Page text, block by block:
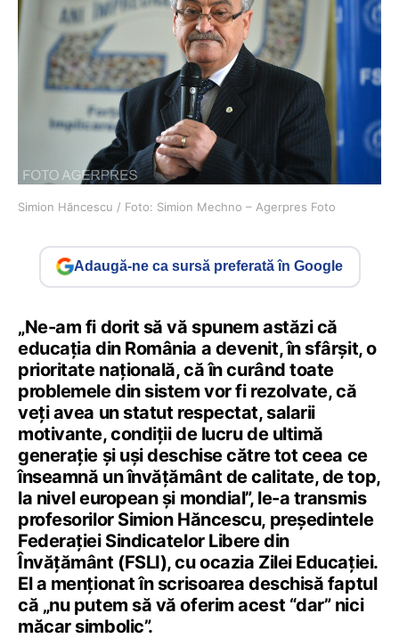
Simion Hăncescu / Foto: Simion Mechno – Agerpres Foto
Adaugă-ne ca sursă preferată în Google
„Ne-am fi dorit să vă spunem astăzi că
educația din România a devenit, în sfârșit, o
prioritate națională, că în curând toate
problemele din sistem vor fi rezolvate, că
veți avea un statut respectat, salarii
motivante, condiții de lucru de ultimă
generație și uși deschise către tot ceea ce
înseamnă un învățământ de calitate, de top,
la nivel european și mondial”, le-a transmis
profesorilor Simion Hăncescu, președintele
Federației Sindicatelor Libere din
Învățământ (FSLI), cu ocazia Zilei Educației.
El a menționat în scrisoarea deschisă faptul
că „nu putem să vă oferim acest “dar” nici
măcar simbolic”.